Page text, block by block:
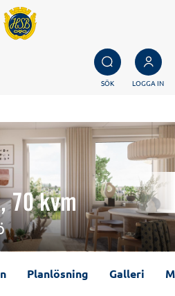
SÖK LOGGA IN
70 kvm
Planlösning Galleri